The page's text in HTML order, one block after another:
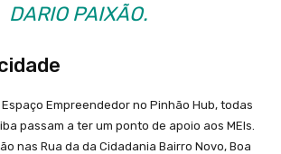
DARIO PAIXÃO.
Empreendedor no Pinhão Hub, todas
passam a ter um ponto de apoio aos MEIs.
nas Rua da da Cidadania Bairro Novo, Boa